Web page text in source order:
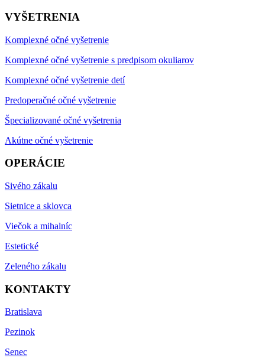
VYŠETRENIA
Komplexné očné vyšetrenie
Komplexné očné vyšetrenie s predpisom okuliarov
Komplexné očné vyšetrenie detí
Predoperačné očné vyšetrenie
Špecializované očné vyšetrenia
Akútne očné vyšetrenie
OPERÁCIE
Sivého zákalu
Sietnice a sklovca
Viečok a mihalníc
Estetické
Zeleného zákalu
KONTAKTY
Bratislava
Pezinok
Senec